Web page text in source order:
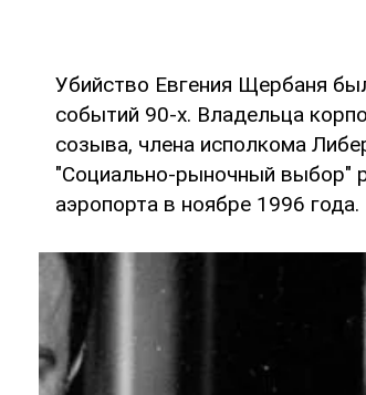
Убийство Евгения Щербаня
событий 90-х. Владельца
созыва, члена исполкома
"Социально-рыночный выбор"
аэропорта в ноябре 1996 года.